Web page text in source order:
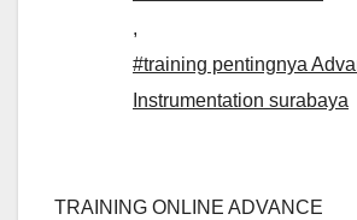
,
#training pentingnya
Instrumentation surabaya
TRAINING ONLINE ADVANCE